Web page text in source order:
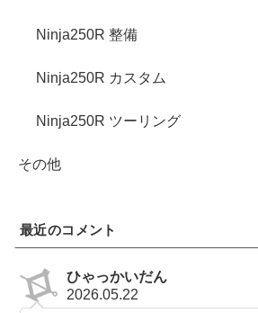
Ninja250R 整備
Ninja250R カスタム
Ninja250R ツーリング
その他
最近のコメント
ひゃっかいだん
2026.05.22